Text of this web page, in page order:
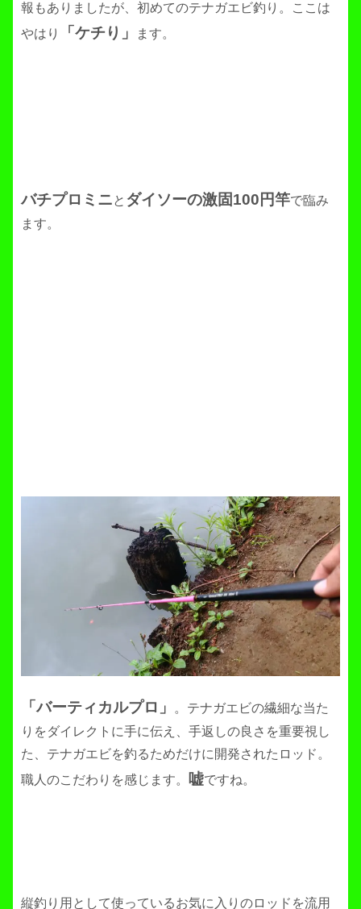
報もありましたが、初めてのテナガエビ釣り。ここは
やはり
「ケチり」 ます。
バチプロミニと ダイソーの激固100円竿で臨み
ます。
「バーティカルプロ」
。テナガエビの繊細な当た
りをダイレクトに手に伝え、手返しの良さを重要視し
た、テナガエビを釣るためだけに開発されたロッド。
職人のこだわりを感じます。 嘘ですね。
縦釣り用として使っているお気に入りのロッドを流用